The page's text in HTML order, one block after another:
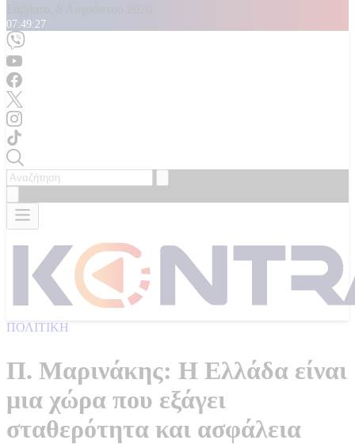
07:49:28
ΠΟΛΙΤΙΚΗ
Π. Μαρινάκης: Η Ελλάδα είναι
μια χώρα που εξάγει
σταθερότητα και ασφάλεια